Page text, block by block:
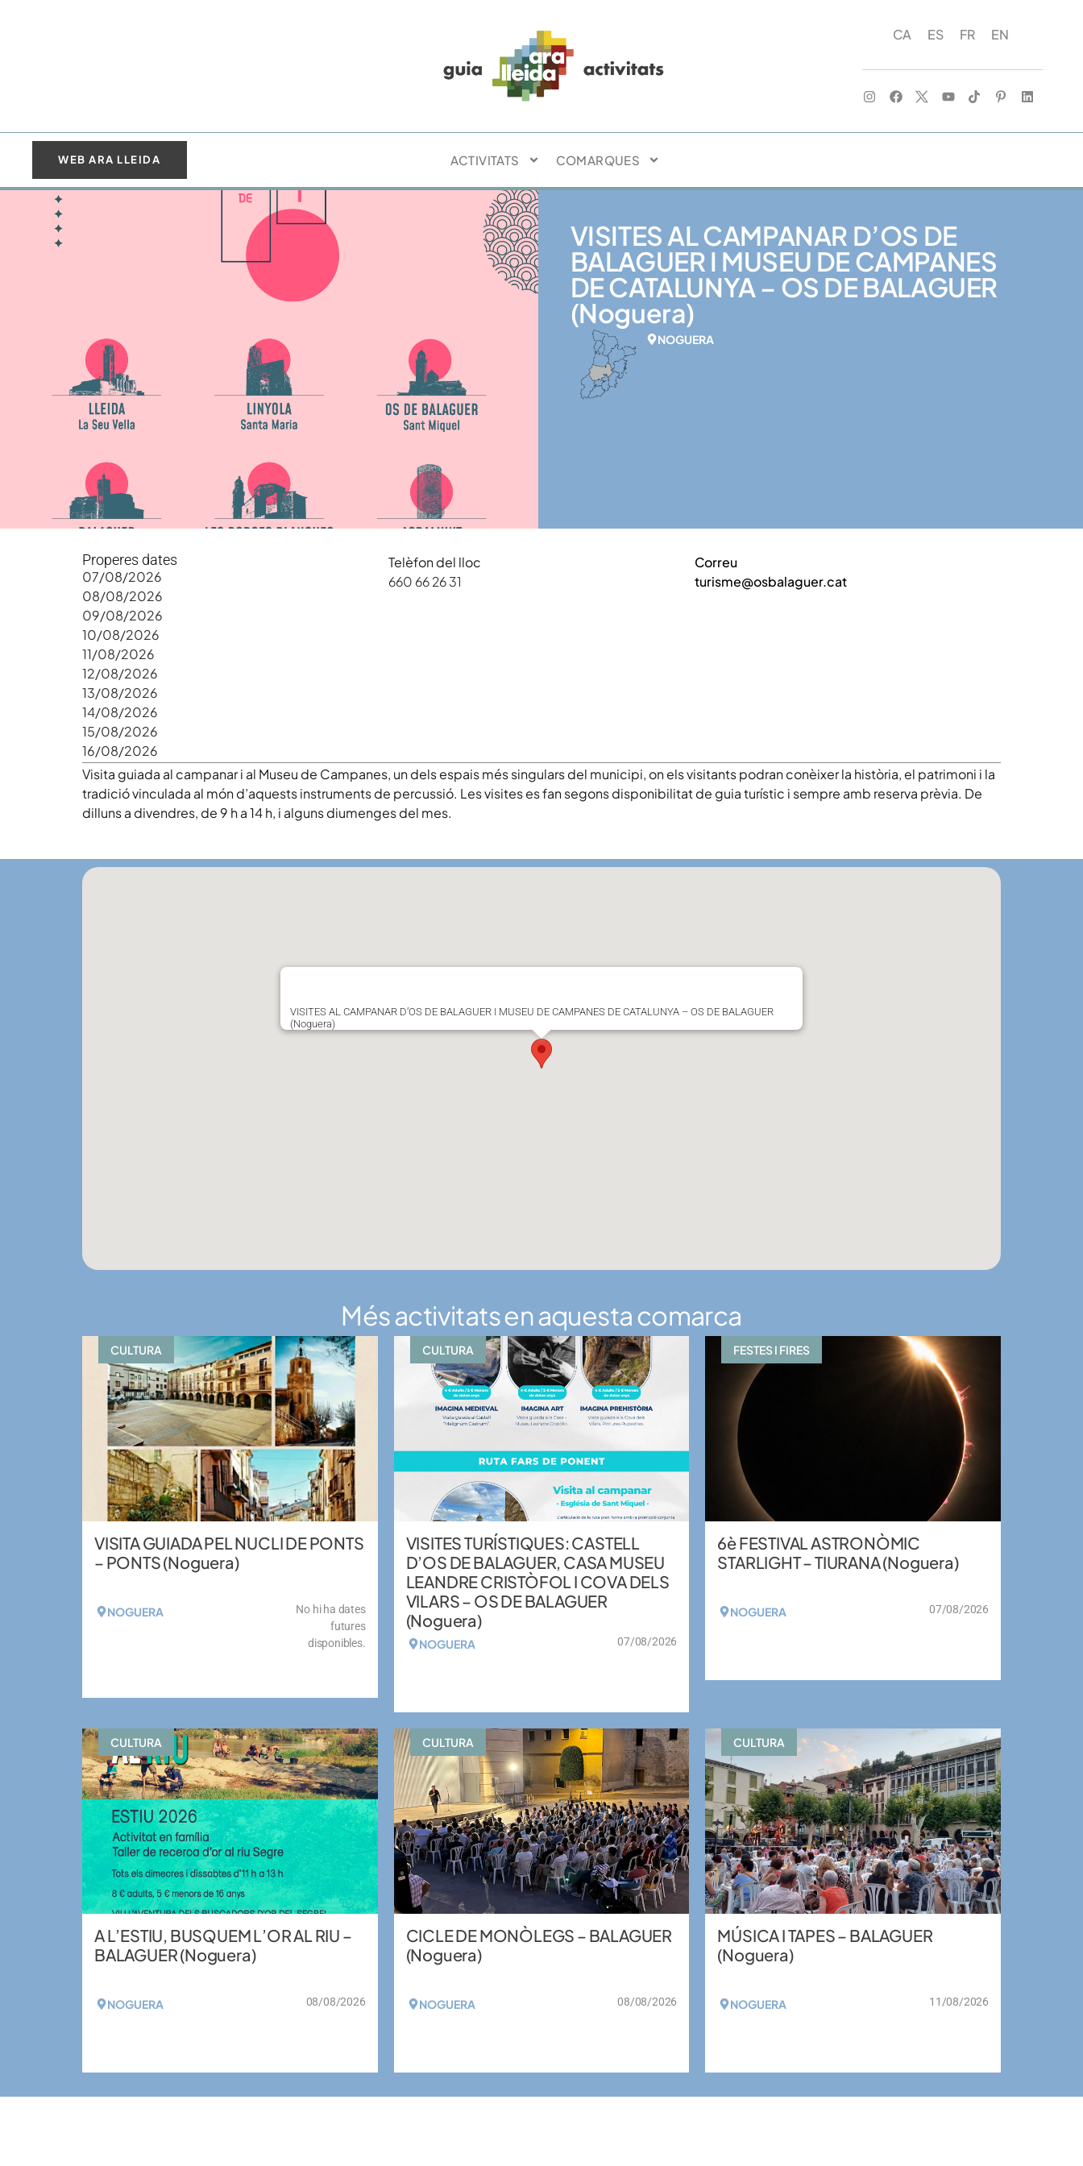
CA ES FR EN
WEB ARA LLEIDA ACTIVITATS COMARQUES
VISITES AL CAMPANAR D’OS DE
BALAGUER I MUSEU DE CAMPANES
DE CATALUNYA – OS DE BALAGUER
(Noguera)
NOGUERA
Properes dates
07/08/2026
08/08/2026
09/08/2026
10/08/2026
11/08/2026
12/08/2026
13/08/2026
14/08/2026
15/08/2026
16/08/2026
Telèfon del lloc
660 66 26 31
Correu
turisme@osbalaguer.cat
Visita guiada al campanar i al Museu de Campanes, un dels espais més singulars del municipi, on els visitants podran conèixer la història, el patrimoni i la
tradició vinculada al món d’aquests instruments de percussió. Les visites es fan segons disponibilitat de guia turístic i sempre amb reserva prèvia. De
dilluns a divendres, de 9 h a 14 h, i alguns diumenges del mes.
VISITES AL CAMPANAR D’OS DE BALAGUER I MUSEU DE CAMPANES DE CATALUNYA – OS DE BALAGUER
(Noguera)
Més activitats en aquesta comarca
CULTURA
VISITA GUIADA PEL NUCLI DE PONTS
– PONTS (Noguera)
NOGUERA
No hi ha dates
futures
disponibles.
CULTURA
VISITES TURÍSTIQUES: CASTELL
D’OS DE BALAGUER, CASA MUSEU
LEANDRE CRISTÒFOL I COVA DELS
VILARS – OS DE BALAGUER
(Noguera)
NOGUERA 07/08/2026
FESTES I FIRES
6è FESTIVAL ASTRONÒMIC
STARLIGHT – TIURANA (Noguera)
NOGUERA 07/08/2026
CULTURA
A L’ESTIU, BUSQUEM L’OR AL RIU –
BALAGUER (Noguera)
NOGUERA 08/08/2026
CULTURA
CICLE DE MONÒLEGS – BALAGUER
(Noguera)
NOGUERA 08/08/2026
CULTURA
MÚSICA I TAPES – BALAGUER
(Noguera)
NOGUERA 11/08/2026